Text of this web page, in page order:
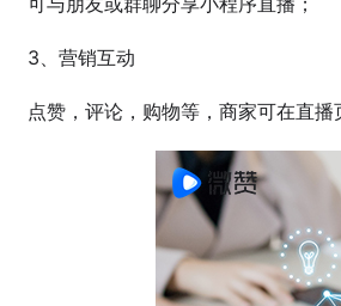
3、营销互动
点赞，评论，购物等，商家可在直播